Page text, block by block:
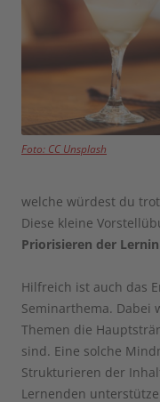
Foto: CC Unsplash
welche würdest du
Diese kleine
Priorisieren der
Hilfreich ist auch das
Seminarthema. Dabei
Themen die
sind. Eine solche
Strukturieren der
Lernenden